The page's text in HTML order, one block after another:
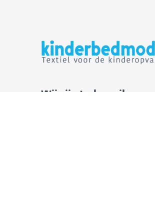
Wij zijn te bereiken op: